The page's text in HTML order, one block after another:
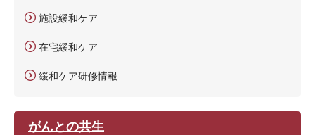
施設緩和ケア
在宅緩和ケア
緩和ケア研修情報
がんとの共生